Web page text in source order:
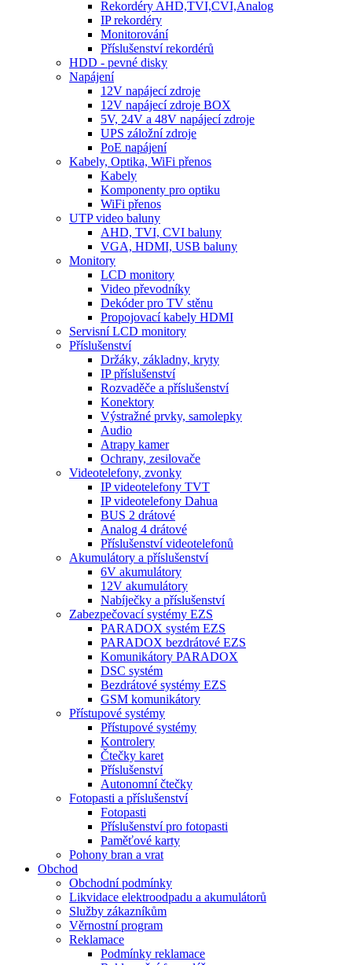
Rekordéry AHD,TVI,CVI,Analog
IP rekordéry
Monitorování
Příslušenství rekordérů
HDD - pevné disky
Napájení
12V napájecí zdroje
12V napájecí zdroje BOX
5V, 24V a 48V napájecí zdroje
UPS záložní zdroje
PoE napájení
Kabely, Optika, WiFi přenos
Kabely
Komponenty pro optiku
WiFi přenos
UTP video baluny
AHD, TVI, CVI baluny
VGA, HDMI, USB baluny
Monitory
LCD monitory
Video převodníky
Dekóder pro TV stěnu
Propojovací kabely HDMI
Servisní LCD monitory
Příslušenství
Držáky, základny, kryty
IP příslušenství
Rozvaděče a příslušenství
Konektory
Výstražné prvky, samolepky
Audio
Atrapy kamer
Ochrany, zesilovače
Videotelefony, zvonky
IP videotelefony TVT
IP videotelefony Dahua
BUS 2 drátové
Analog 4 drátové
Příslušenství videotelefonů
Akumulátory a příslušenství
6V akumulátory
12V akumulátory
Nabíječky a příslušenství
Zabezpečovací systémy EZS
PARADOX systém EZS
PARADOX bezdrátové EZS
Komunikátory PARADOX
DSC systém
Bezdrátové systémy EZS
GSM komunikátory
Přístupové systémy
Přístupové systémy
Kontrolery
Čtečky karet
Příslušenství
Autonomní čtečky
Fotopasti a příslušenství
Fotopasti
Příslušenství pro fotopasti
Paměťové karty
Pohony bran a vrat
Obchod
Obchodní podmínky
Likvidace elektroodpadu a akumulátorů
Služby zákazníkům
Věrnostní program
Reklamace
Podmínky reklamace